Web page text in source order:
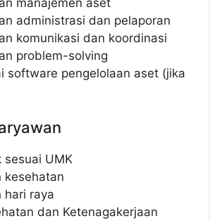
manajemen aset
administrasi dan pelaporan
komunikasi dan koordinasi
problem-solving
software pengelolaan aset (jika
sesuai UMK
kesehatan
hari raya
dan Ketenagakerjaan